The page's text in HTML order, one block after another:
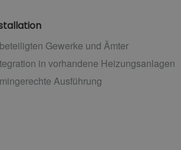
Gewerke und Ämter
in vorhandene Heizungsanlagen
Ausführung